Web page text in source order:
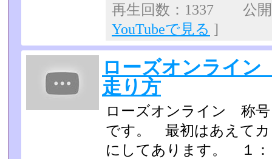
再生回数：1337 公
YouTubeで見る ]
ローズオンライ
走り方
ローズオンライン 称
です。 最初はあえてカ
にしてあります。 １